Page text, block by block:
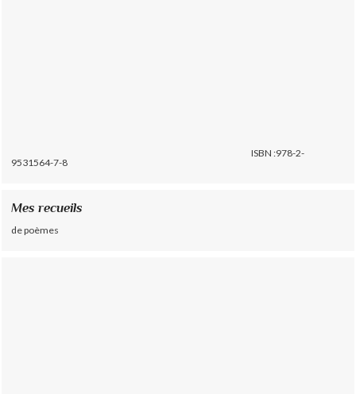
ISBN :978-2-
9531564-7-8
Mes recueils
de poèmes